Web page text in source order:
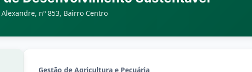
nº 853, Bairro Centro
Gestão de Agricultura e Pecuária